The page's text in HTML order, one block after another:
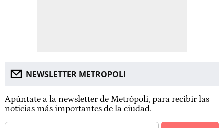
NEWSLETTER METROPOLI
Apúntate a la newsletter de Metrópoli, para recibir las
noticias más importantes de la ciudad.